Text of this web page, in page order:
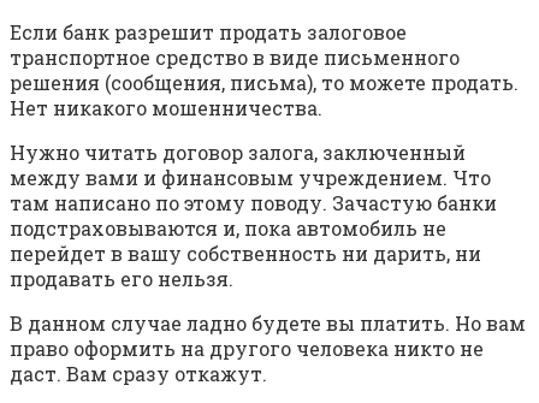
Если банк разрешит продать залоговое
транспортное средство в виде письменного
решения (сообщения, письма), то можете продать.
Нет никакого мошенничества.
Нужно читать договор залога, заключенный
между вами и финансовым учреждением. Что
там написано по этому поводу. Зачастую банки
подстраховываются и, пока автомобиль не
перейдет в вашу собственность ни дарить, ни
продавать его нельзя.
В данном случае ладно будете вы платить. Но вам
право оформить на другого человека никто не
даст. Вам сразу откажут.